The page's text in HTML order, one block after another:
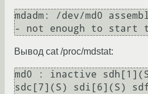
mdadm: /dev/md0
Вывод cat /proc/mdstat:
md0 : inactive
sdc[7](S) sdi[6](S)